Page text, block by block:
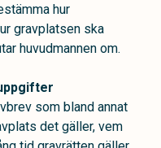
hur
gravplatsen ska
huvudmannen om.
som bland annat
det gäller, vem